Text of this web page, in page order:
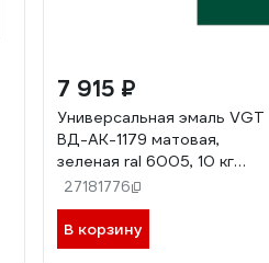
7 915 ₽
Универсальная эмаль VGT
ВД-АК-1179 матовая,
зеленая ral 6005, 10 кг
11612020
27181776
В корзину